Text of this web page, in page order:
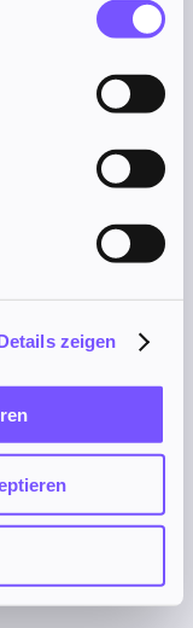
zeigen
occurred (see the